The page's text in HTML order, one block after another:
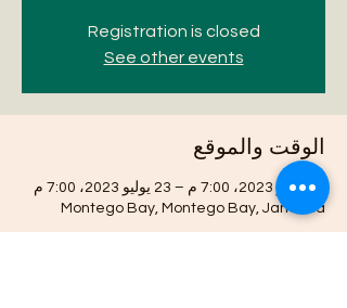
Registration is closed
See other events
الوقت والموقع
19 يوليو 2023، 7:00 م – 23 يوليو 2023، 7:00 م
Montego Bay, Montego Bay, Jamaica